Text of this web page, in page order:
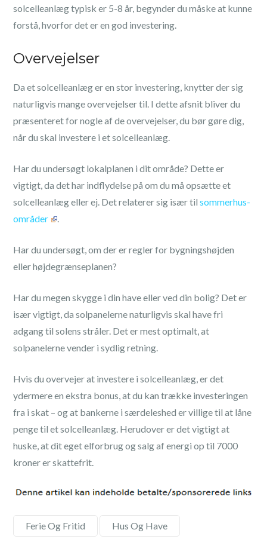
solcelleanlæg typisk er 5-8 år, begynder du måske at kunne
forstå, hvorfor det er en god investering.
Overvejelser
Da et solcelleanlæg er en stor investering, knytter der sig
naturligvis mange overvejelser til. I dette afsnit bliver du
præsenteret for nogle af de overvejelser, du bør gøre dig,
når du skal investere i et solcelleanlæg.
Har du undersøgt lokalplanen i dit område? Dette er
vigtigt, da det har indflydelse på om du må opsætte et
solcelleanlæg eller ej. Det relaterer sig især tilsommerhus-
områder
.
Har du undersøgt, om der er regler for bygningshøjden
eller højdegrænseplanen?
Har du megen skygge i din have eller ved din bolig? Det er
især vigtigt, da solpanelerne naturligvis skal have fri
adgang til solens stråler. Det er mest optimalt, at
solpanelerne vender i sydlig retning.
Hvis du overvejer at investere i solcelleanlæg, er det
ydermere en ekstra bonus, at du kan trække investeringen
fra i skat – og at bankerne i særdeleshed er villige til at låne
penge til et solcelleanlæg. Herudover er det vigtigt at
huske, at dit eget elforbrug og salg af energi op til 7000
kroner er skattefrit.
Ferie Og Fritid Hus Og Have